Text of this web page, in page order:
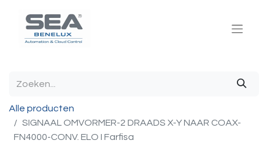
Alle producten
SIGNAAL OMVORMER-2 DRAADS X-Y NAAR COAX-
FN4000-CONV. ELO I Farfisa